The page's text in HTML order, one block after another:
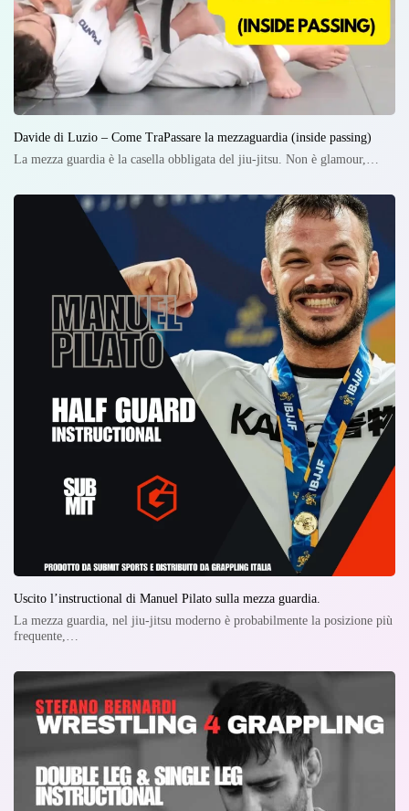
Davide di Luzio – Come TraPassare la mezzaguardia (inside passing)
La mezza guardia è la casella obbligata del jiu-jitsu. Non è glamour,…
Uscito l’instructional di Manuel Pilato sulla mezza guardia.
La mezza guardia, nel jiu-jitsu moderno è probabilmente la posizione più
frequente,…